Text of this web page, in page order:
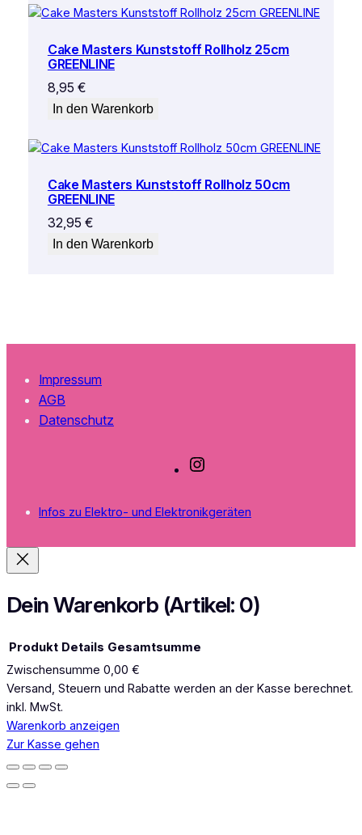
Cake Masters Kunststoff Rollholz 25cm
GREENLINE
8,95 €
In den Warenkorb
Cake Masters Kunststoff Rollholz 50cm
GREENLINE
32,95 €
In den Warenkorb
Impressum
AGB
Datenschutz
t
m
Infos zu Elektro- und Elektronikgeräten
Dein Warenkorb (Artikel: 0)
Produkte
im
Warenkorb
Produkt Details Gesamtsumme
Zwischensumme 0,00 €
Versand, Steuern und Rabatte werden an der Kasse berechnet.
inkl. MwSt.
Warenkorb anzeigen
Zur Kasse gehen